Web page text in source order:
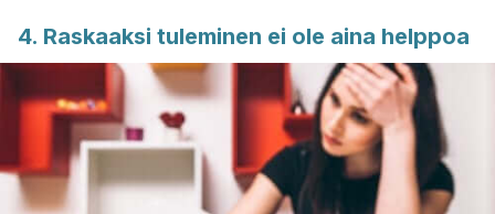
4. Raskaaksi tuleminen ei ole aina helppoa